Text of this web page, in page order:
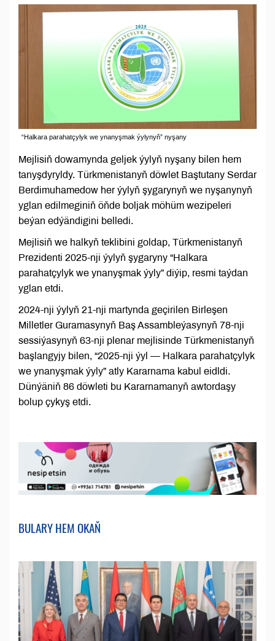
“Halkara parahatçylyk we ynanyşmak ýylynyň” nyşany
Mejlisiň dowamynda geljek ýylyň nyşany bilen hem
tanyşdyryldy. Türkmenistanyň döwlet Baştutany Serdar
Berdimuhamedow her ýylyň şygarynyň we nyşanynyň
yglan edilmeginiň öňde boljak möhüm wezipeleri
beýan edýändigini belledi.
Mejlisiň we halkyň teklibini goldap, Türkmenistanyň
Prezidenti 2025-nji ýylyň şygaryny “Halkara
parahatçylyk we ynanyşmak ýyly” diýip, resmi taýdan
yglan etdi.
2024-nji ýylyň 21-nji martynda geçirilen Birleşen
Milletler Guramasynyň Baş Assambleýasynyň 78-nji
sessiýasynyň 63-nji plenar mejlisinde Türkmenistanyň
başlangyjy bilen, “2025-nji ýyl — Halkara parahatçylyk
we ynanyşmak ýyly” atly Kararnama kabul eidldi.
Dünýäniň 86 döwleti bu Kararnamanyň awtordaşy
bolup çykyş etdi.
BULARY HEM OKAŇ